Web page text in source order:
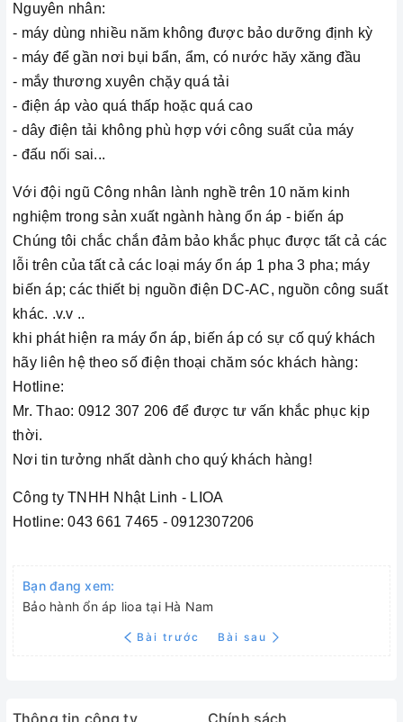
Nguyên nhân:
- máy dùng nhiều năm không được bảo dưỡng định kỳ
- máy để gần nơi bụi bẩn, ẩm, có nước hăy xăng đầu
- mắy thương xuyên chặy quá tải
- điện áp vào quá thấp hoặc quá cao
- dây điện tải không phù hợp với công suất của máy
- đấu nối sai...
Với đội ngũ Công nhân lành nghề trên 10 năm kinh
nghiệm trong sản xuất ngành hàng ổn áp - biến áp
Chúng tôi chắc chắn đảm bảo khắc phục được tất cả các
lỗi trên của tất cả các loại máy ổn áp 1 pha 3 pha; máy
biến áp; các thiết bị nguồn điện DC-AC, nguồn công suất
khác. .v.v ..
khi phát hiện ra máy ổn áp, biến áp có sự cố quý khách
hãy liên hệ theo số điện thoại chăm sóc khách hàng:
Hotline:
Mr. Thao: 0912 307 206 để được tư vấn khắc phục kịp
thời.
Nơi tin tưởng nhất dành cho quý khách hàng!
Công ty TNHH Nhật Linh - LIOA
Hotline: 043 661 7465 - 0912307206
Bạn đang xem:
Bảo hành ổn áp lioa tại Hà Nam
Bài trước Bài sau
Thông tin công ty Chính sách